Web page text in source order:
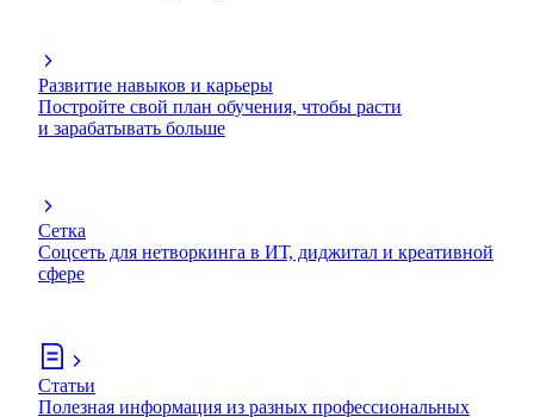
Развитие навыков и карьеры
Постройте свой план обучения, чтобы расти
и зарабатывать больше
Сетка
Соцсеть для нетворкинга в ИТ, диджитал и креативной
сфере
Статьи
Полезная информация из разных профессиональных